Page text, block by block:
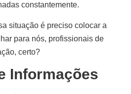
constantemente.
situação é preciso colocar a
para nós, profissionais de
certo?
Informações